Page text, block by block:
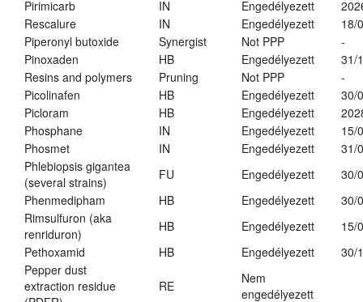
Pirimicarb
IN Engedélyezett
Rescalure
IN Engedélyezett
18/
Piperonyl butoxide
Synergist Not PPP
-
Pinoxaden
HB Engedélyezett
31/
Resins and polymers
Pruning Not PPP
-
Picolinafen
HB Engedélyezett
30/
Picloram
HB Engedélyezett
Phosphane
IN Engedélyezett
15/
Phosmet
IN Engedélyezett
31/
Phlebiopsis gigantea
(several strains)
FU Engedélyezett
30/
Phenmedipham
HB Engedélyezett
30/
Rimsulfuron (aka
renriduron)
HB Engedélyezett
15/
Pethoxamid
HB Engedélyezett
30/
Pepper dust
extraction residue
RE
Nem
engedélyezett